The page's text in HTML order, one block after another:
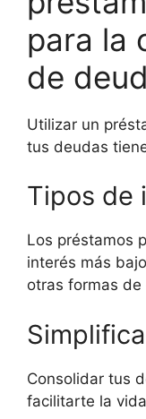
para la
de
Utilizar un
tus deudas
Tipos de
Los préstamos
interés más
otras formas
Consolidar tus
facilitarte la